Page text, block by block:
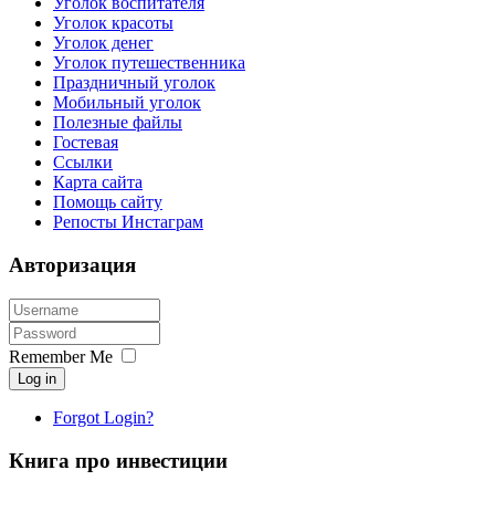
Уголок красоты
Уголок денег
Уголок путешественника
Праздничный уголок
Мобильный уголок
Полезные файлы
Гостевая
Ссылки
Карта сайта
Помощь сайту
Репосты Инстаграм
Авторизация
Remember Me
Log in
Forgot Login?
Книга про инвестиции